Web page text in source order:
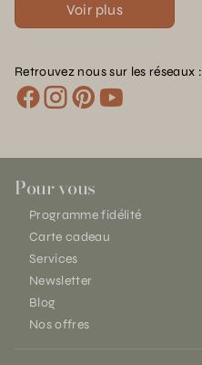
Voir plus
Retrouvez nous sur les réseaux :
Pour vous
Programme fidélité
Carte cadeau
Services
Newsletter
Blog
Nos offres